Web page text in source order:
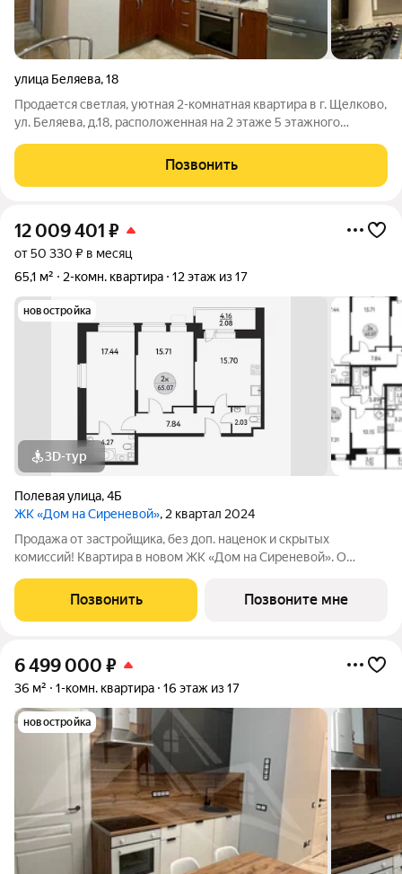
улица Беляева,18
Продается светлая, уютная 2-комнатная квартира в г. Щелково,
ул. Беляева, д.18, расположенная на 2 этаже 5 этажного
комнаты 16,1 и 11,3 метров, кухня 8,4 метра. Квартира в
отличном состоянии -
Позвонить
12 009 401 ₽
от 50 330 ₽ в месяц
65,1 м²
2-комн. квартира 12 этаж из 17
новостройка
3D-тур
Полевая улица,4Б
ЖК «Дом на Сиреневой», 2 квартал 2024
Продажа от застройщика, без доп. наценок и скрытых
комиссий! Квартира в новом ЖК «Дом на Сиреневой». О
Гармонично расположен между Щелковским лесопарком и
промышленным районом города с развитой
Позвонить Позвоните мне
6 499 000 ₽
36 м² 1-комн. квартира 16 этаж из 17
новостройка